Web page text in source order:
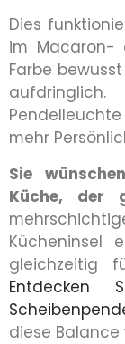
Dies
im Macaron-
Farbe
mehr
Sie
Küche, der
Kücheninsel
gleichzeitig
Entdecken
diese Balance